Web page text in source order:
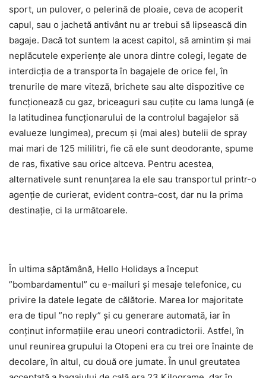
sport, un pulover, o pelerină de ploaie, ceva de acoperit
capul, sau o jachetă antivânt nu ar trebui să lipsească din
bagaje. Dacă tot suntem la acest capitol, să amintim și mai
neplăcutele experiențe ale unora dintre colegi, legate de
interdicția de a transporta în bagajele de orice fel, în
trenurile de mare viteză, brichete sau alte dispozitive ce
funcționează cu gaz, briceaguri sau cuțite cu lama lungă (e
la latitudinea funcționarului de la controlul bagajelor să
evalueze lungimea), precum și (mai ales) butelii de spray
mai mari de 125 mililitri, fie că ele sunt deodorante, spume
de ras, fixative sau orice altceva. Pentru acestea,
alternativele sunt renunțarea la ele sau transportul printr-o
agenție de curierat, evident contra-cost, dar nu la prima
destinație, ci la următoarele.
În ultima săptămână, Hello Holidays a început
”bombardamentul” cu e-mailuri și mesaje telefonice, cu
privire la datele legate de călătorie. Marea lor majoritate
era de tipul ”no reply” și cu generare automată, iar în
conținut informațiile erau uneori contradictorii. Astfel, în
unul reunirea grupului la Otopeni era cu trei ore înainte de
decolare, în altul, cu două ore jumate. În unul greutatea